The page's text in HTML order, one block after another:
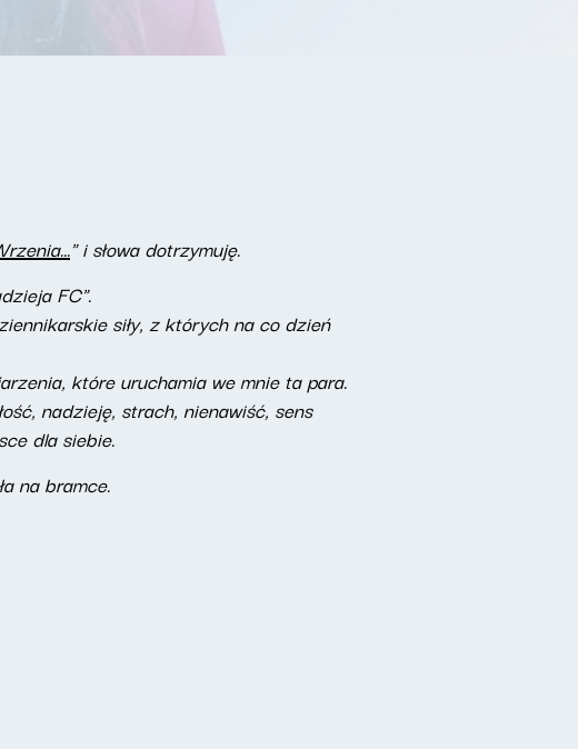
" i słowa dotrzymuję.
FC".
siły, z których na co dzień
które uruchamia we mnie ta para.
nadzieję, strach, nienawiść, sens
dla siebie.
na bramce.